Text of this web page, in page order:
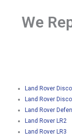
We
Land Rover
Land Rover
Land Rover
Land Rover LR2
Land Rover LR3